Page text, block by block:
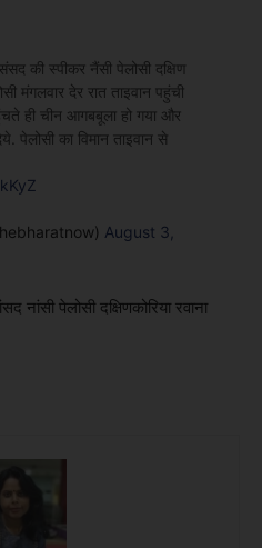
की स्पीकर नैंसी पेलोसी दक्षिण
मंगलवार देर रात ताइवान पहुंची
ही चीन आगबबूला हो गया और
पेलोसी का विमान ताइवान से
August 3,
पेलोसी दक्षिणकोरिया रवाना